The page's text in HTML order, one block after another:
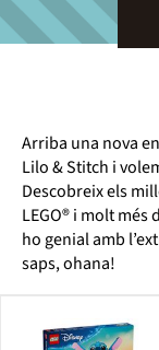
Arriba una nova
Lilo & Stitch i
Descobreix els
LEGO® i molt
ho genial amb
saps, ohana!